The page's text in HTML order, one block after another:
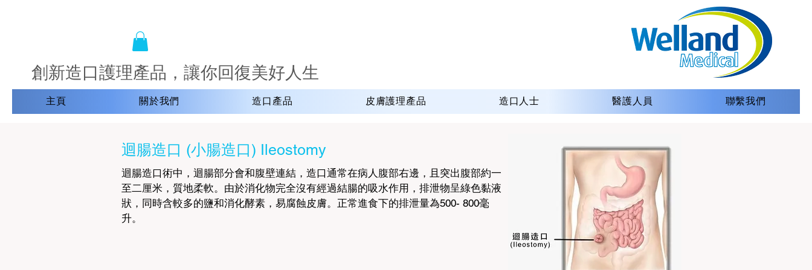
創新造口護理產品，讓你回復美好人生
主頁 關於我們 造口產品 皮膚護理產品 造口人士 醫護人員 聯繫我們
迴腸造口 (小腸造口) Ileostomy
迴腸造口術中，迴腸部分會和腹壁連結，造口通常在病人腹部右邊，且突出腹部約一
至二厘米，質地柔軟。由於消化物完全沒有經過結腸的吸水作用，排泄物呈綠色黏液
狀，同時含較多的鹽和消化酵素，易腐蝕皮膚。正常進食下的排泄量為500- 800毫
升。